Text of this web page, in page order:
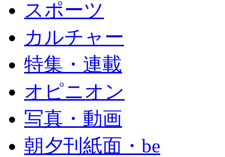
スポーツ
カルチャー
特集・連載
オピニオン
写真・動画
朝夕刊紙面・be